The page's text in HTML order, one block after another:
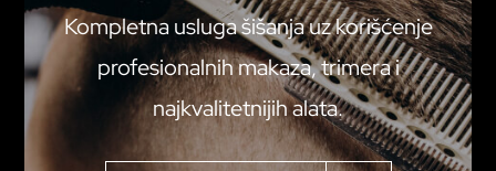
Kompletna usluga šišanja uz korišćenje
profesionalnih makaza, trimera i
najkvalitetnijih alata.